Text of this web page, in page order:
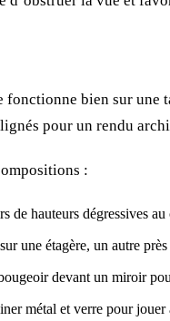
fonctionne bien sur
pour un rendu
:
de hauteurs dégressives au
une étagère, un autre
devant un miroir
métal et verre pour jouer